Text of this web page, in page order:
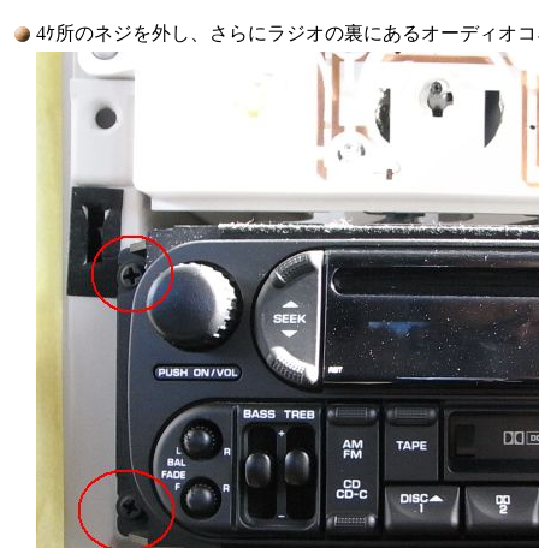
4ｹ所のネジを外し、さらにラジオの裏にあるオーディオ